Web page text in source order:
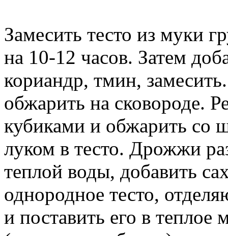
Замесить тесто из муки
на 10-12 часов. Затем
кориандр, тмин,
обжарить на сковороде.
кубиками и обжарить со
луком в тесто. Дрожжи
теплой воды, добавить
однородное тесто,
и поставить его в теплое